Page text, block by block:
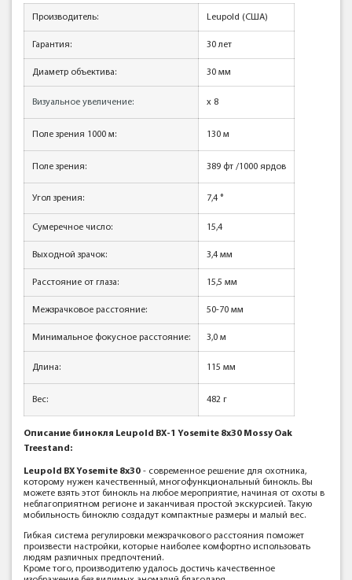
Производитель: Leupold (США)
Гарантия: 30 лет
Диаметр объектива: 30 мм
Визуальное увеличение: x 8
Поле зрения 1000 м: 130 м
Поле зрения: 389 фт /1000 ярдов
Угол зрения: 7,4 °
Сумеречное число: 15,4
Выходной зрачок: 3,4 мм
Расстояние от глаза: 15,5 мм
Межзрачковое расстояние: 50-70 мм
Минимальное фокусное расстояние: 3,0 м
Длина: 115 мм
Вес: 482 г
Описание бинокля Leupold BX-1 Yosemite 8x30 Mossy Oak
Treestand :
Leupold BX Yosemite 8x30 - современное решение для охотника,
которому нужен качественный, многофункциональный бинокль. Вы
можете взять этот бинокль на любое мероприятие, начиная от охоты в
неблагоприятном регионе и заканчивая простой экскурсией. Такую
мобильность биноклю создадут компактные размеры и малый вес.
Гибкая система регулировки межзрачкового расстояния поможет
произвести настройки, которые наиболее комфортно использовать
людям различных предпочтений.
Кроме того, производителю удалось достичь качественное